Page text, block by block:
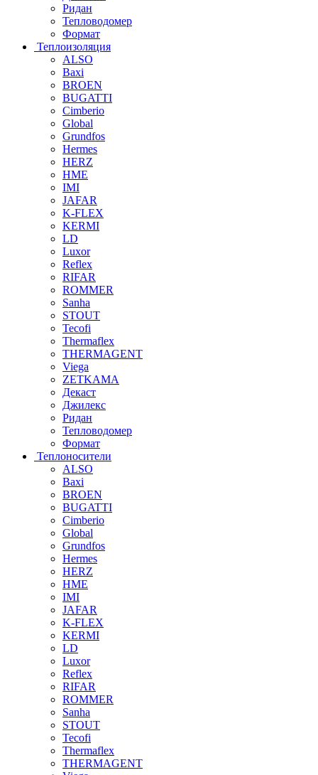
Ридан
Тепловодомер
Формат
Теплоизоляция
ALSO
Baxi
BROEN
BUGATTI
Cimberio
Global
Grundfos
Hermes
HERZ
HME
IMI
JAFAR
K-FLEX
KERMI
LD
Luxor
Reflex
RIFAR
ROMMER
Sanha
STOUT
Tecofi
Thermaflex
THERMAGENT
Viega
ZETKAMA
Декаст
Джилекс
Ридан
Тепловодомер
Формат
Теплоносители
ALSO
Baxi
BROEN
BUGATTI
Cimberio
Global
Grundfos
Hermes
HERZ
HME
IMI
JAFAR
K-FLEX
KERMI
LD
Luxor
Reflex
RIFAR
ROMMER
Sanha
STOUT
Tecofi
Thermaflex
THERMAGENT